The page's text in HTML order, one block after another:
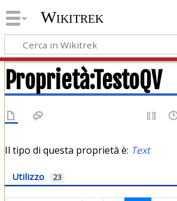
Wikitrek
Proprietà:TestoQV
Il tipo di questa proprietà è: Text
Utilizzo 23